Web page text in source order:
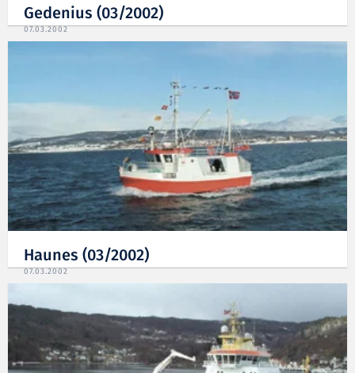
Gedenius (03/2002)
07.03.2002
Haunes (03/2002)
07.03.2002